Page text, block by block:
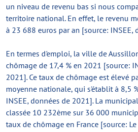
un niveau de revenu bas si nous
territoire national. En effet, le revenu
à 23 688 euros par an [source: INSEE,
En termes d'emploi, la ville de
chômage de 17,4 % en 2021 [source:
2021]. Ce taux de chômage est élevé
moyenne nationale, qui s'établit à 8,5
INSEE, données de 2021]. La
classée 10 232ème sur 36 000
taux de chômage en France [source: